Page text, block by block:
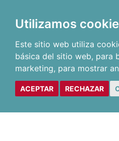
Utilizamos
Este sitio web utiliza
básica del sitio web, para
marketing, para mostrar
ACEPTAR RECHAZAR